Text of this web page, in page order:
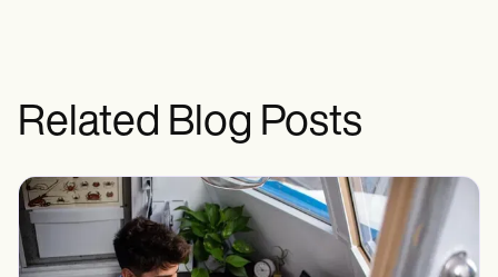
Related Blog Posts